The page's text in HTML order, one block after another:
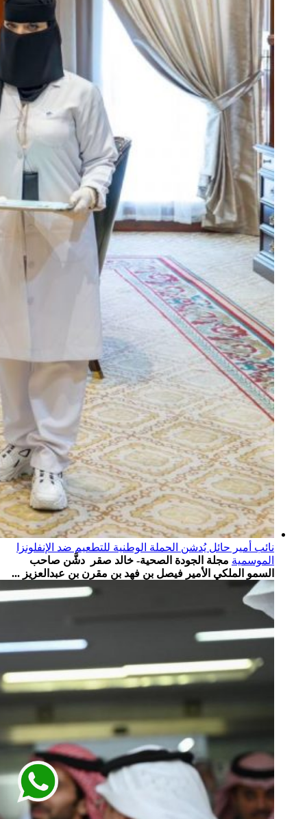
نائب أمير حائل يُدشن الحملة الوطنية للتطعيم ضد الإنفلونزا
الموسمية مجلة الجودة الصحية- خالد صقر دشَّن صاحب
السمو الملكي الأمير فيصل بن فهد بن مقرن بن عبدالعزيز ...